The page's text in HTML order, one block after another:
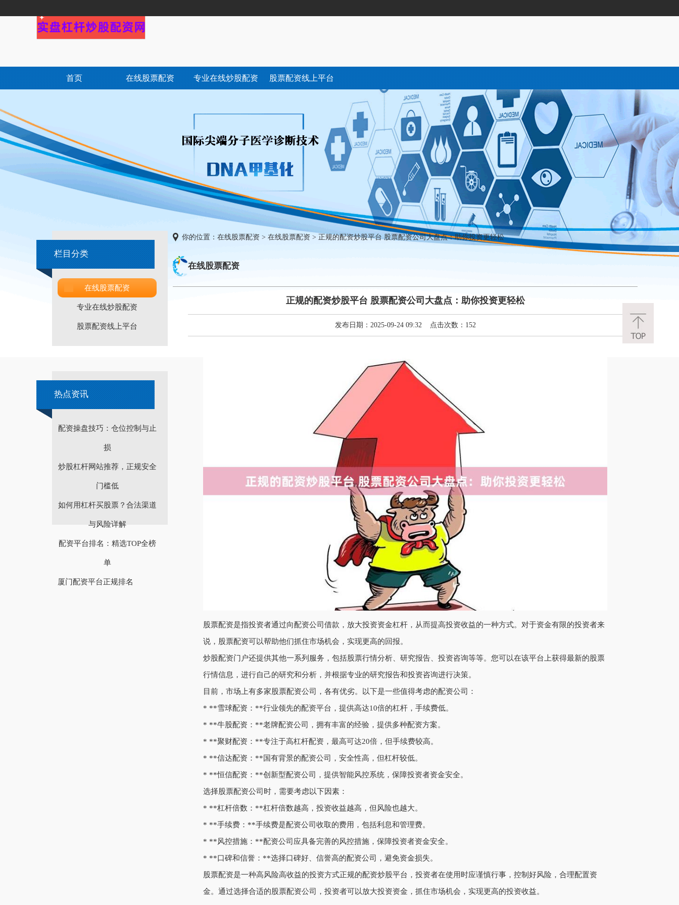
首页 在线股票配资 专业在线炒股配资 股票配资线上平台
栏目分类
在线股票配资
专业在线炒股配资
股票配资线上平台
热点资讯
配资操盘技巧：仓位控制与止
损
炒股杠杆网站推荐，正规安全
门槛低
如何用杠杆买股票？合法渠道
与风险详解
配资平台排名：精选TOP全榜
单
厦门配资平台正规排名
你的位置： 在线股票配资 > 在线股票配资 > 正规的配资炒股平台 股票配资公司大盘点：助你投资更轻松
在线股票配资
正规的配资炒股平台 股票配资公司大盘点：助你投资更轻松
发布日期：2025-09-24 09:32 点击次数：152
股票配资是指投资者通过向配资公司借款，放大投资资金杠杆，从而提高投资收益的一种方式。对于资金有限的投资者来
说，股票配资可以帮助他们抓住市场机会，实现更高的回报。
炒股配资门户还提供其他一系列服务，包括股票行情分析、研究报告、投资咨询等等。您可以在该平台上获得最新的股票
行情信息，进行自己的研究和分析，并根据专业的研究报告和投资咨询进行决策。
目前，市场上有多家股票配资公司，各有优劣。以下是一些值得考虑的配资公司：
* **雪球配资：**行业领先的配资平台，提供高达10倍的杠杆，手续费低。
* **牛股配资：**老牌配资公司，拥有丰富的经验，提供多种配资方案。
* **聚财配资：**专注于高杠杆配资，最高可达20倍，但手续费较高。
* **信达配资：**国有背景的配资公司，安全性高，但杠杆较低。
* **恒信配资：**创新型配资公司，提供智能风控系统，保障投资者资金安全。
选择股票配资公司时，需要考虑以下因素：
* **杠杆倍数：**杠杆倍数越高，投资收益越高，但风险也越大。
* **手续费：**手续费是配资公司收取的费用，包括利息和管理费。
* **风控措施：**配资公司应具备完善的风控措施，保障投资者资金安全。
* **口碑和信誉：**选择口碑好、信誉高的配资公司，避免资金损失。
股票配资是一种高风险高收益的投资方式正规的配资炒股平台，投资者在使用时应谨慎行事，控制好风险，合理配置资
金。通过选择合适的股票配资公司，投资者可以放大投资资金，抓住市场机会，实现更高的投资收益。